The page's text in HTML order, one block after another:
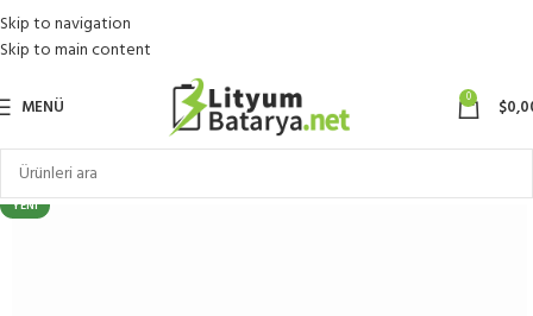
Skip to navigation
Skip to main content
MENÜ 0 $
YENI